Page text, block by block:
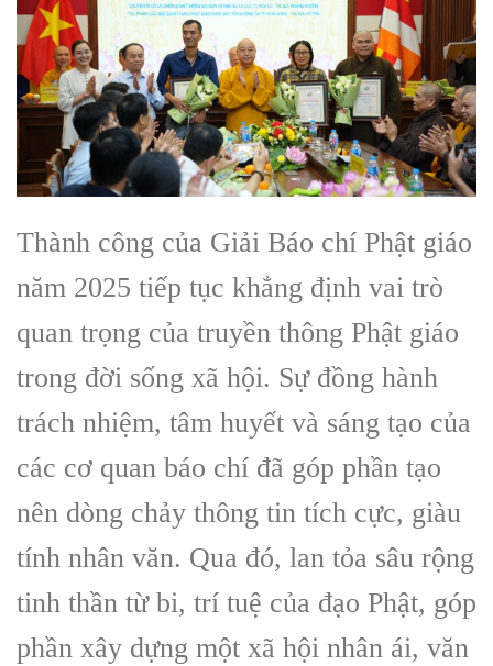
Thành công của Giải Báo chí Phật giáo
năm 2025 tiếp tục khẳng định vai trò
quan trọng của truyền thông Phật giáo
trong đời sống xã hội. Sự đồng hành
trách nhiệm, tâm huyết và sáng tạo của
các cơ quan báo chí đã góp phần tạo
nên dòng chảy thông tin tích cực, giàu
tính nhân văn. Qua đó, lan tỏa sâu rộng
tinh thần từ bi, trí tuệ của đạo Phật, góp
phần xây dựng một xã hội nhân ái, văn